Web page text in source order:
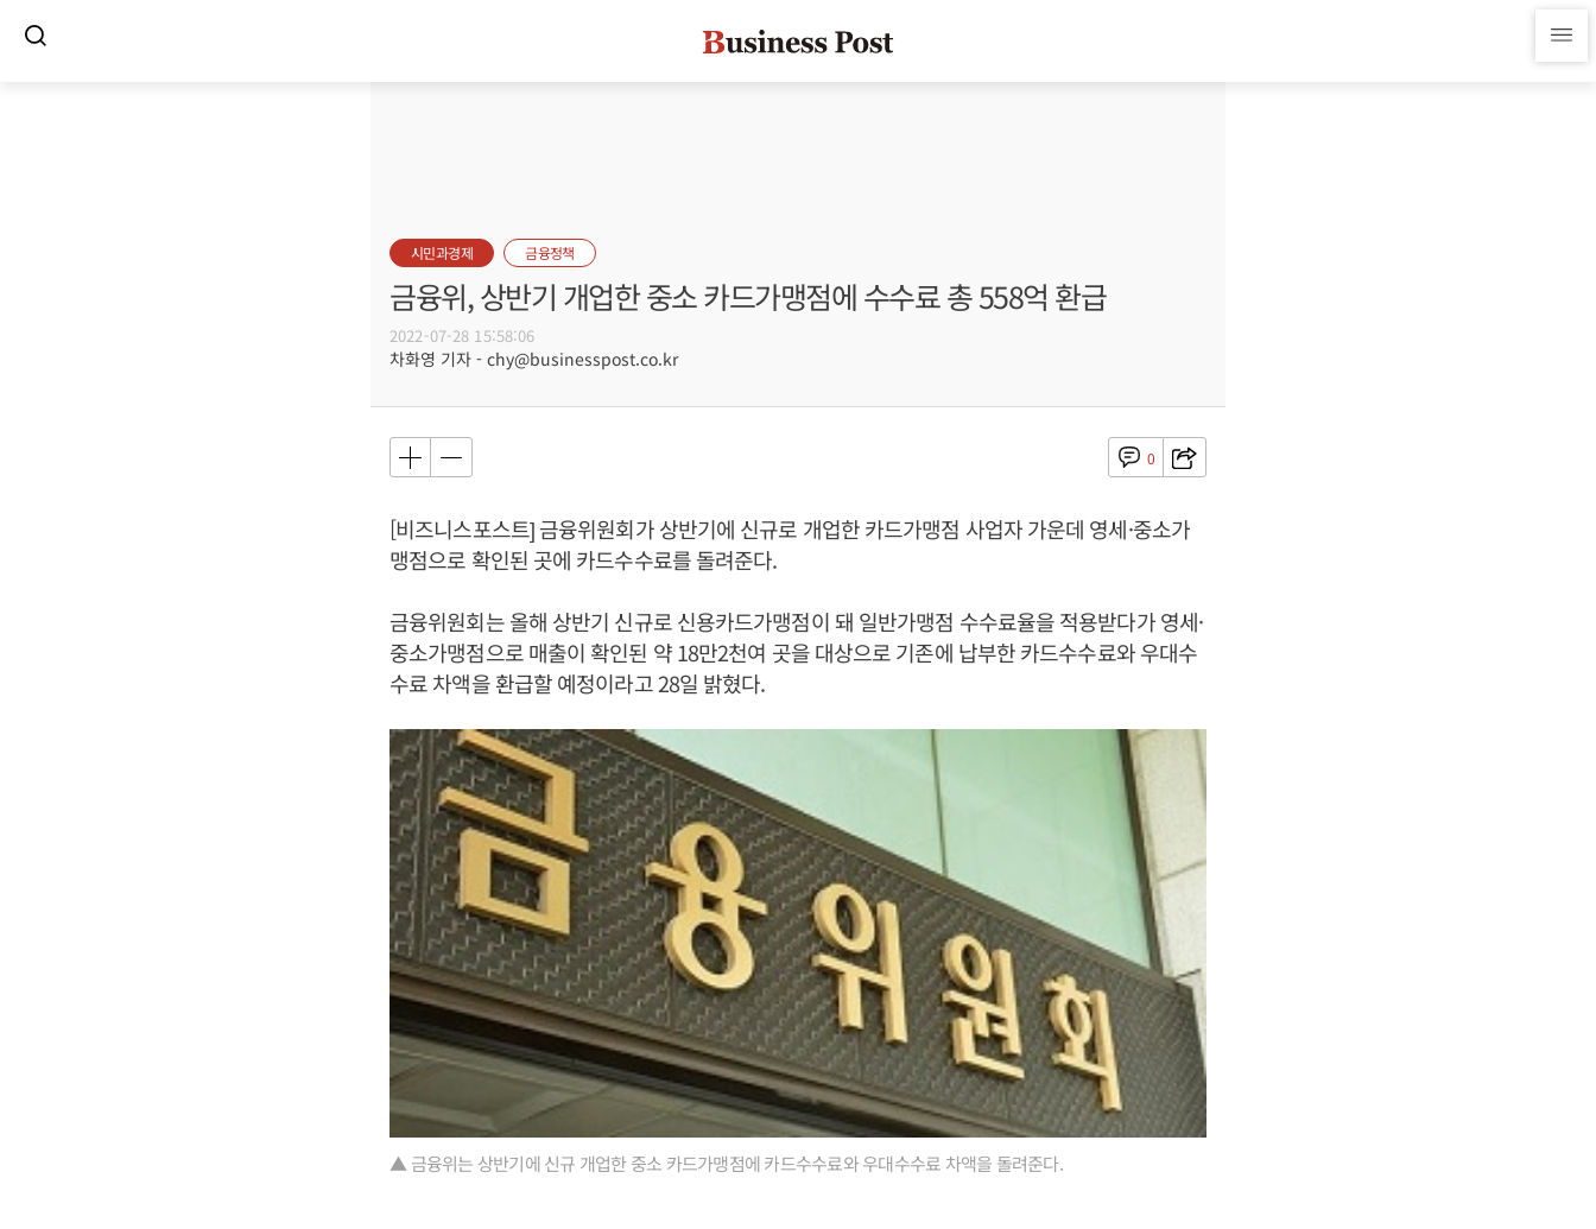
시민과경제 금융정책
금융위, 상반기 개업한 중소 카드가맹점에 수수료 총 558억 환급
2022-07-28 15:58:06
차화영 기자 - chy@businesspost.co.kr
0
[비즈니스포스트] 금융위원회가 상반기에 신규로 개업한 카드가맹점 사업자 가운데 영세·중소가
맹점으로 확인된 곳에 카드수수료를 돌려준다.
금융위원회는 올해 상반기 신규로 신용카드가맹점이 돼 일반가맹점 수수료율을 적용받다가 영세·
중소가맹점으로 매출이 확인된 약 18만2천여 곳을 대상으로 기존에 납부한 카드수수료와 우대수
수료 차액을 환급할 예정이라고 28일 밝혔다.
▲ 금융위는 상반기에 신규 개업한 중소 카드가맹점에 카드수수료와 우대수수료 차액을 돌려준다.